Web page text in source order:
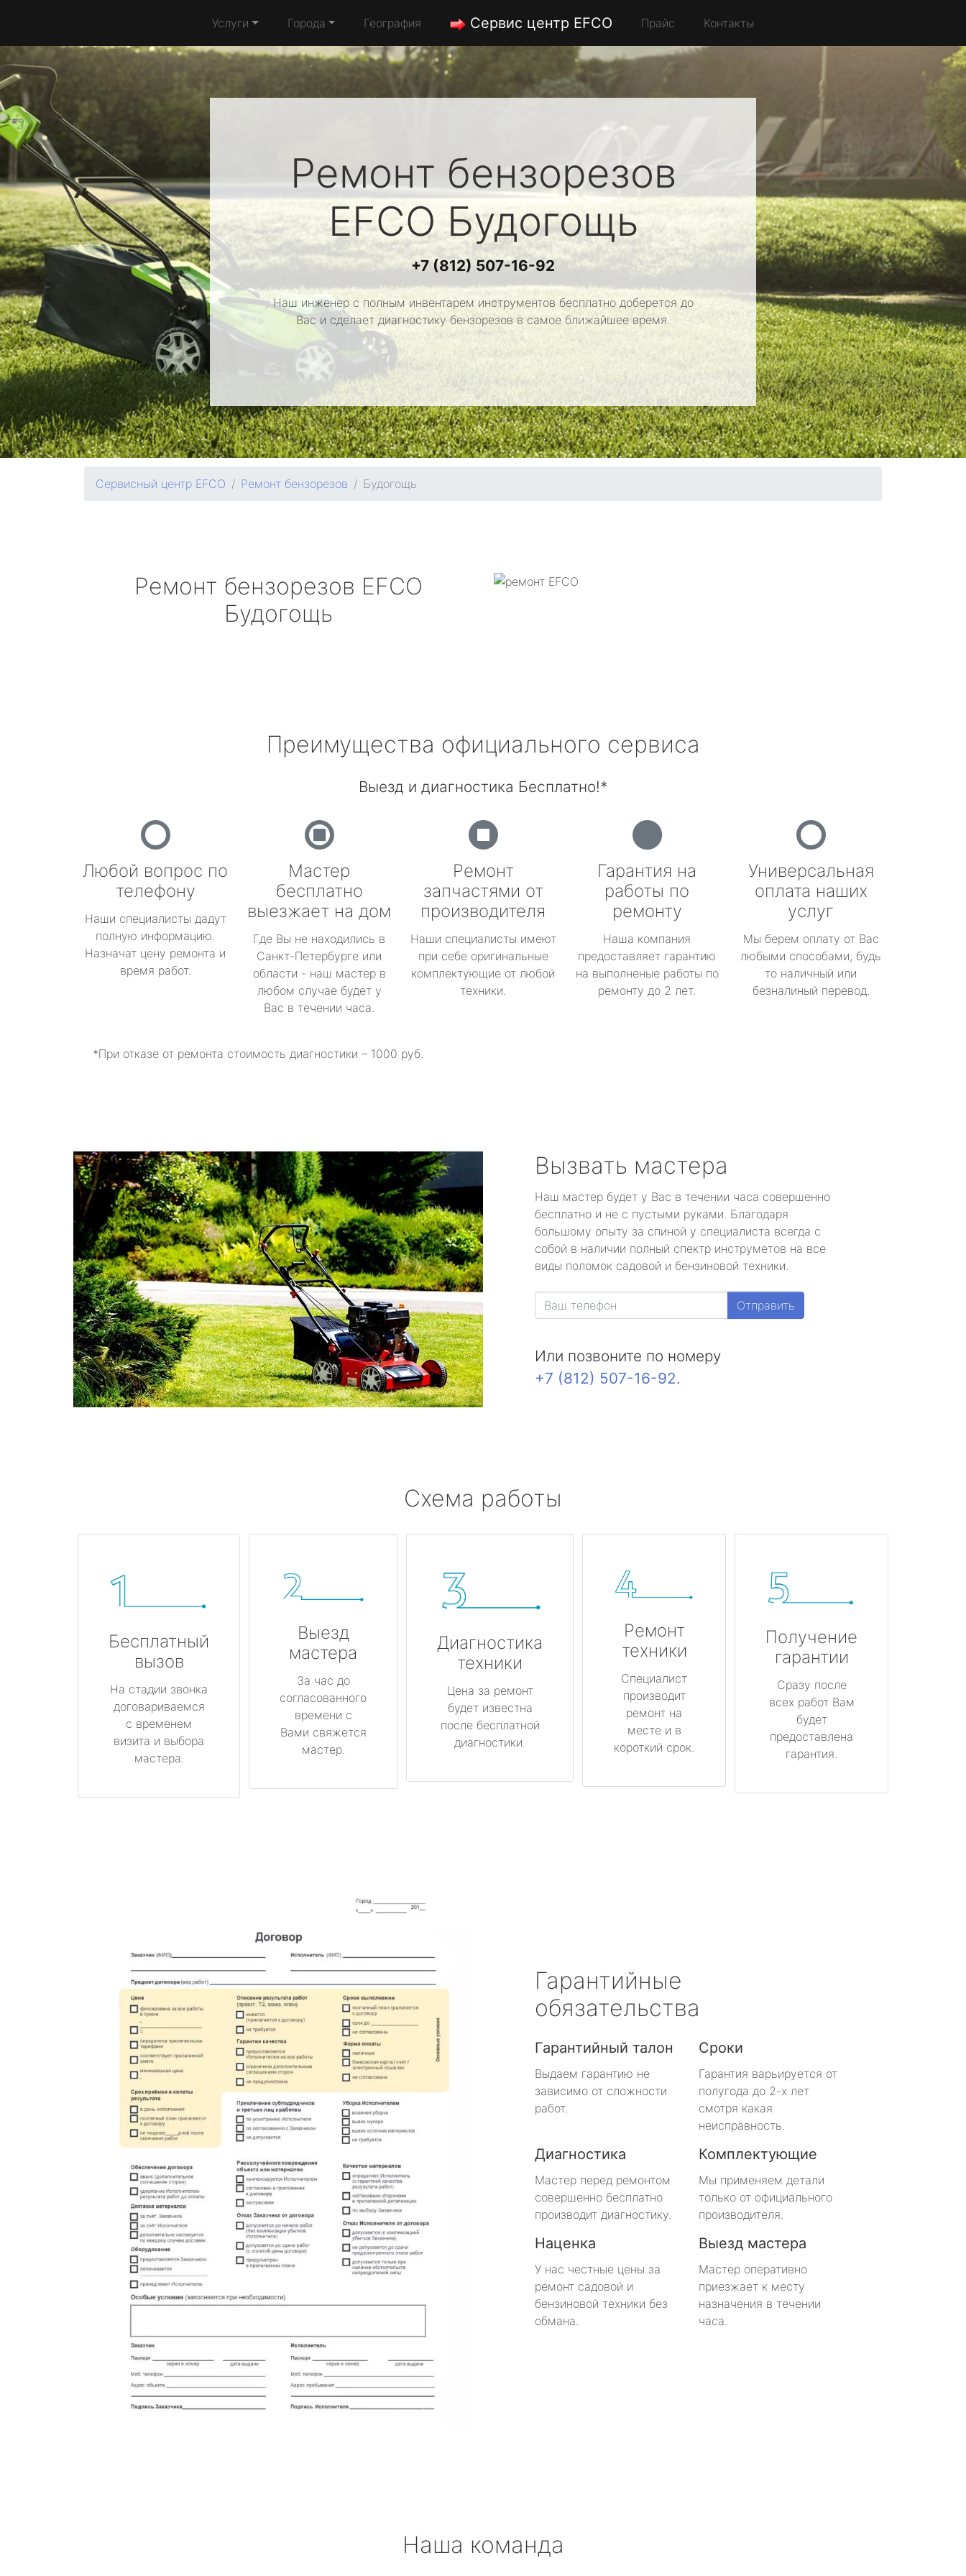
Услуги Города География Сервис центр EFCO Прайс Контакты
Ремонт бензорезов
EFCOБудогощь
+7 (812) 507-16-92
Наш инженер с полным инвентарем инструментов бесплатно доберется до
Вас и сделает диагностику бензорезов в самое ближайшее время.
Сервисный центр EFCO Ремонт бензорезов Будогощь
Ремонт бензорезов EFCO
Будогощь
Преимущества официального сервиса
Выезд и диагностика Бесплатно!*
Любой вопрос по
телефону
Наши специалисты дадут
полную информацию.
Назначат цену ремонта и
время работ.
Мастер
бесплатно
выезжает на дом
Где Вы не находились в
Санкт-Петербурге или
области - наш мастер в
любом случае будет у
Вас в течении часа.
Ремонт
запчастями от
производителя
Наши специалисты имеют
при себе оригинальные
комплектующие от любой
техники.
Гарантия на
работы по
ремонту
Наша компания
предоставляет гарантию
на выполненые работы по
ремонту до 2 лет.
Универсальная
оплата наших
услуг
Мы берем оплату от Вас
любыми способами, будь
то наличный или
безналиный перевод.
*При отказе от ремонта стоимость диагностики – 1000 руб.
Вызвать мастера
Наш мастер будет у Вас в течении часа совершенно
бесплатно и не с пустыми руками. Благодаря
большому опыту за спиной у специалиста всегда с
собой в наличии полный спектр инструметов на все
виды поломок садовой и бензиновой техники.
Отправить
Или позвоните по номеру
+7 (812) 507-16-92.
Схема работы
Бесплатный
вызов
На стадии звонка
договариваемся
с временем
визита и выбора
мастера.
Выезд
мастера
За час до
согласованного
времени с
Вами свяжется
мастер.
Диагностика
техники
Цена за ремонт
будет известна
после бесплатной
диагностики.
Ремонт
техники
Специалист
производит
ремонт на
месте и в
короткий срок.
Получение
гарантии
Сразу после
всех работ Вам
будет
предоставлена
гарантия.
Гарантийные
обязательства
Гарантийный талон
Выдаем гарантию не
зависимо от сложности
работ.
Сроки
Гарантия варьируется от
полугода до 2-х лет
смотря какая
неисправность.
Диагностика
Мастер перед ремонтом
совершенно бесплатно
производит диагностику.
Комплектующие
Мы применяем детали
только от официального
производителя.
Наценка
У нас честные цены за
ремонт садовой и
бензиновой техники без
обмана.
Выезд мастера
Мастер оперативно
приезжает к месту
назначения в течении
часа.
Наша команда